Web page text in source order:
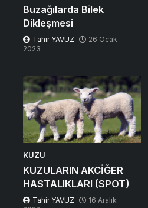
Buzağılarda Bilek
Dikleşmesi
Tahir YAVUZ
26 Ocak
2023
KUZU
KUZULARIN AKCİĞER
HASTALIKLARI (SPOT)
Tahir YAVUZ
16 Aralık